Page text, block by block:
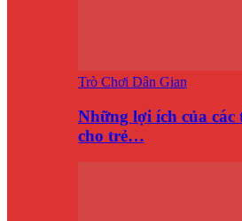
Trò Chơi Dân Gian
Những lợi ích của
cho trẻ…